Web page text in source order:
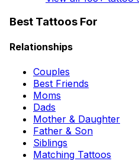
Best Tattoos For
Relationships
Couples
Best Friends
Moms
Dads
Mother & Daughter
Father & Son
Siblings
Matching Tattoos